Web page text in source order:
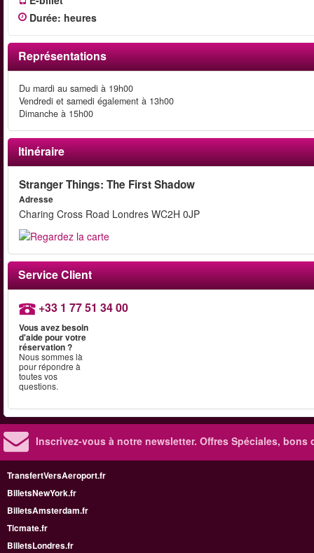
Durée: heures
Représentations
Du mardi au samedi à 19h00
Vendredi et samedi également à 13h00
Dimanche à 15h00
Itinéraire
Stranger Things: The First Shadow
Adresse
Charing Cross Road Londres WC2H 0JP
Service Client
+33 1 77 51 34 00
Vous avez besoin
d'aide pour votre
réservation ?
Nous sommes là
pour répondre à
toutes vos
questions.
Inscrivez-vous à notre newsletter. Offres Spéciales, bons
TransfertVersAeroport.fr
BilletsNewYork.fr
BilletsAmsterdam.fr
Ticmate.fr
BilletsLondres.fr